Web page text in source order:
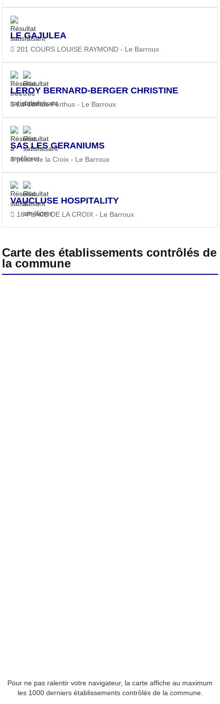
LE GAJULEA
201 COURS LOUISE RAYMOND - Le Barroux
LEROY BERNARD-BERGER CHRISTINE
La Combe Perthus - Le Barroux
SAS LES GERANIUMS
place de la Croix - Le Barroux
VAUCLUSE HOSPITALITY
16 PLACE DE LA CROIX - Le Barroux
Carte des établissements contrôlés de
la commune
Pour ne pas ralentir votre navigateur, la carte affiche au maximum
les 1000 derniers établissements contrôlés de la commune.